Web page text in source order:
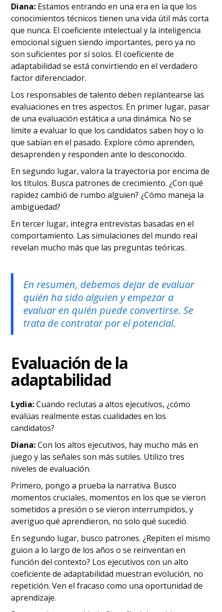
Diana: Estamos entrando en una era en la que los
conocimientos técnicos tienen una vida útil más corta
que nunca. El coeficiente intelectual y la inteligencia
emocional siguen siendo importantes, pero ya no
son suficientes por sí solos. El coeficiente de
adaptabilidad se está convirtiendo en el verdadero
factor diferenciador.
Los responsables de talento deben replantearse las
evaluaciones en tres aspectos. En primer lugar, pasar
de una evaluación estática a una dinámica. No se
limite a evaluar lo que los candidatos saben hoy o lo
que sabían en el pasado. Explore cómo aprenden,
desaprenden y responden ante lo desconocido.
En segundo lugar, valora la trayectoria por encima de
los títulos. Busca patrones de crecimiento. ¿Con qué
rapidez cambió de rumbo alguien? ¿Cómo maneja la
ambigüedad?
En tercer lugar, integra entrevistas basadas en el
comportamiento. Las simulaciones del mundo real
revelan mucho más que las preguntas teóricas.
En resumen, debemos dejar de evaluar
quién ha sido alguien y empezar a
evaluar en quién puede convertirse. Se
trata de contratar por el potencial.
Evaluación de la
adaptabilidad
Lydia:Cuando reclutas a altos ejecutivos, ¿cómo
evalúas realmente estas cualidades en los
candidatos?
Diana:Con los altos ejecutivos, hay mucho más en
juego y las señales son más sutiles. Utilizo tres
niveles de evaluación.
Primero, pongo a prueba la narrativa. Busco
momentos cruciales, momentos en los que se vieron
sometidos a presión o se vieron interrumpidos, y
averiguo qué aprendieron, no solo qué sucedió.
En segundo lugar, busco patrones. ¿Repiten el mismo
guion a lo largo de los años o se reinventan en
función del contexto? Los ejecutivos con un alto
coeficiente de adaptabilidad muestran evolución, no
repetición. Ven el fracaso como una oportunidad de
aprendizaje.